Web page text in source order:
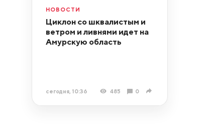
НОВОСТИ
Циклон со шквалистым и
ветром и ливнями идет на
Амурскую область
сегодня, 10:36 485 0